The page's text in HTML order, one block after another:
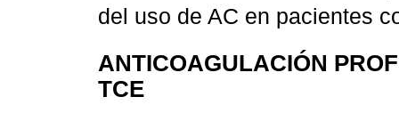
del uso de AC en pacientes
ANTICOAGULACIÓN
TCE